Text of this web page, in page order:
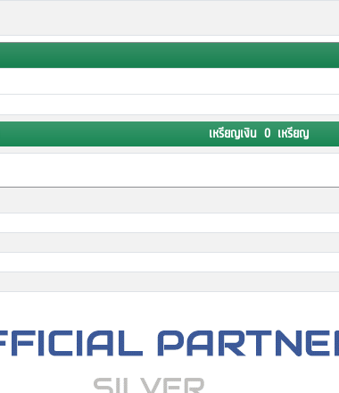
เหรียญเงิน 0 เหรียญ